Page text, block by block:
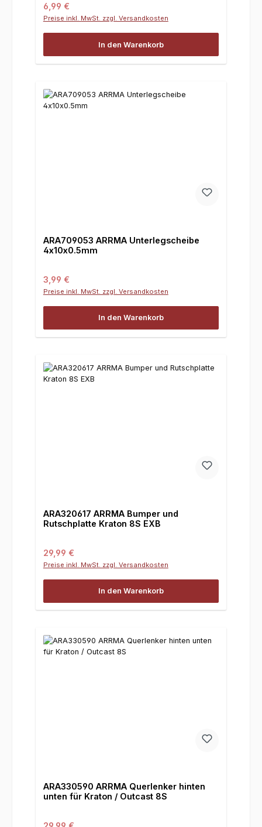
Regulärer Preis:
6,99 €
Preise inkl. MwSt. zzgl. Versandkosten
In den Warenkorb
ARA709053 ARRMA Unterlegscheibe
4x10x0.5mm
Regulärer Preis:
3,99 €
Preise inkl. MwSt. zzgl. Versandkosten
In den Warenkorb
ARA320617 ARRMA Bumper und
Rutschplatte Kraton 8S EXB
Regulärer Preis:
29,99 €
Preise inkl. MwSt. zzgl. Versandkosten
In den Warenkorb
ARA330590 ARRMA Querlenker hinten
unten für Kraton / Outcast 8S